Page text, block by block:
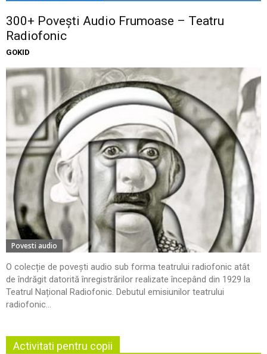
300+ Povești Audio Frumoase – Teatru
Radiofonic
GOKID
Povesti audio
O colecție de povești audio sub forma teatrului radiofonic atât
de îndrăgit datorită înregistrărilor realizate începând din 1929 la
Teatrul Național Radiofonic. Debutul emisiunilor teatrului
radiofonic...
Activitati pentru copii